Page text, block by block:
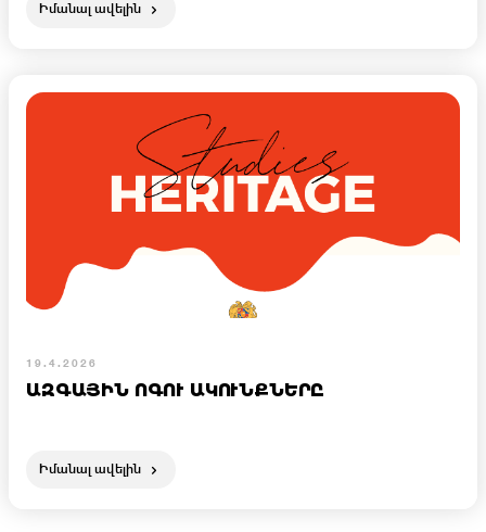
Իմանալ ավելին
19.4.2026
ԱԶԳԱՅԻՆ ՈԳՈՒ ԱԿՈՒՆՔՆԵՐԸ
Իմանալ ավելին